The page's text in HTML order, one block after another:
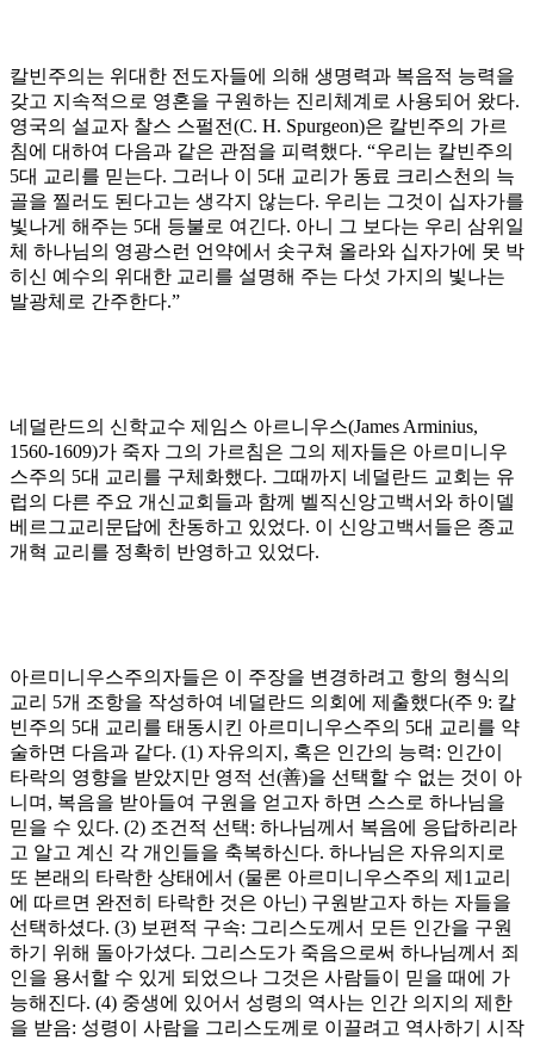
칼빈주의는 위대한 전도자들에 의해 생명력과 복음적 능력을
갖고 지속적으로 영혼을 구원하는 진리체계로 사용되어 왔다.
영국의 설교자 찰스 스펄전(C. H. Spurgeon)은 칼빈주의 가르
침에 대하여 다음과 같은 관점을 피력했다. “우리는 칼빈주의
5대 교리를 믿는다. 그러나 이 5대 교리가 동료 크리스천의 늑
골을 찔러도 된다고는 생각지 않는다. 우리는 그것이 십자가를
빛나게 해주는 5대 등불로 여긴다. 아니 그 보다는 우리 삼위일
체 하나님의 영광스런 언약에서 솟구쳐 올라와 십자가에 못 박
히신 예수의 위대한 교리를 설명해 주는 다섯 가지의 빛나는
발광체로 간주한다.”
네덜란드의 신학교수 제임스 아르니우스(James Arminius,
1560-1609)가 죽자 그의 가르침은 그의 제자들은 아르미니우
스주의 5대 교리를 구체화했다. 그때까지 네덜란드 교회는 유
럽의 다른 주요 개신교회들과 함께 벨직신앙고백서와 하이델
베르그교리문답에 찬동하고 있었다. 이 신앙고백서들은 종교
개혁 교리를 정확히 반영하고 있었다.
아르미니우스주의자들은 이 주장을 변경하려고 항의 형식의
교리 5개 조항을 작성하여 네덜란드 의회에 제출했다(주 9: 칼
빈주의 5대 교리를 태동시킨 아르미니우스주의 5대 교리를 약
술하면 다음과 같다. (1) 자유의지 , 혹은 인간의 능력: 인간이
타락의 영향을 받았지만 영적 선(善)을 선택할 수 없는 것이 아
니며 , 복음을 받아들여 구원을 얻고자 하면 스스로 하나님을
믿을 수 있다. (2) 조건적 선택: 하나님께서 복음에 응답하리라
고 알고 계신 각 개인들을 축복하신다. 하나님은 자유의지로
또 본래의 타락한 상태에서 (물론 아르미니우스주의 제 1교리
에 따르면 완전히 타락한 것은 아닌) 구원받고자 하는 자들을
선택하셨다. (3) 보편적 구속: 그리스도께서 모든 인간을 구원
하기 위해 돌아가셨다. 그리스도가 죽음으로써 하나님께서 죄
인을 용서할 수 있게 되었으나 그것은 사람들이 믿을 때에 가
능해진다. (4) 중생에 있어서 성령의 역사는 인간 의지의 제한
을 받음: 성령이 사람을 그리스도께로 이끌려고 역사하기 시작